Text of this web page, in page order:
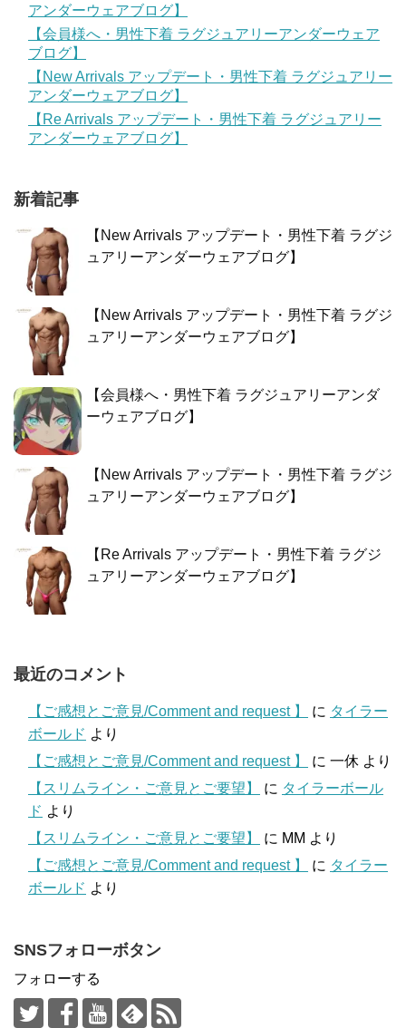
アンダーウェアブログ】
【会員様へ・男性下着 ラグジュアリーアンダーウェア
ブログ】
【New Arrivals アップデート・男性下着 ラグジュアリー
アンダーウェアブログ】
【Re Arrivals アップデート・男性下着 ラグジュアリー
アンダーウェアブログ】
新着記事
【New Arrivals アップデート・男性下着 ラグジ
ュアリーアンダーウェアブログ】
【New Arrivals アップデート・男性下着 ラグジ
ュアリーアンダーウェアブログ】
【会員様へ・男性下着 ラグジュアリーアンダ
ーウェアブログ】
【New Arrivals アップデート・男性下着 ラグジ
ュアリーアンダーウェアブログ】
【Re Arrivals アップデート・男性下着 ラグジ
ュアリーアンダーウェアブログ】
最近のコメント
【ご感想とご意見/Comment and request 】 に タイラー
ボールド より
【ご感想とご意見/Comment and request 】
に 一休 より
【スリムライン・ご意見とご要望】
に タイラーボール
ド より
【スリムライン・ご意見とご要望】
に MM より
【ご感想とご意見/Comment and request 】
に タイラー
ボールド より
SNSフォローボタン
フォローする